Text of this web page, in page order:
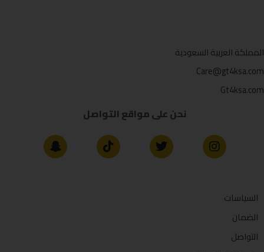
المملكة العربية السعودية
Care@gt4ksa.com
Gt4ksa.com
نحن على مواقع التواصل
السياسات
الضمان
التواصل